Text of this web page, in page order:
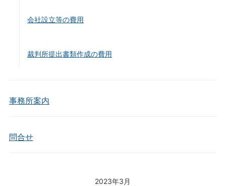
会社設立等の費用
裁判所提出書類作成の費用
事務所案内
問合せ
2023年3月